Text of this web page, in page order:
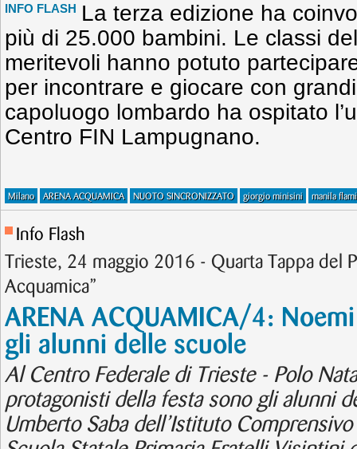
INFO FLASH La terza edizione ha
più di 25.000 bambini. Le classi
meritevoli hanno potuto
per incontrare e giocare con
capoluogo lombardo ha ospitato
Centro FIN Lampugnano.
Milano ARENA ACQUAMICA NUOTO SINCRONIZZATO giorgio minisini manila
Info Flash
Trieste, 24 maggio 2016 - Quarta Tappa del
Acquamica”
ARENA ACQUAMICA/4:
gli alunni delle scuole
Al Centro Federale di Trieste - Polo
protagonisti della festa sono gli alunni
Umberto Saba dell’Istituto